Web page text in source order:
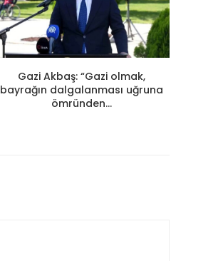
Gazi Akbaş: “Gazi olmak,
bayrağın dalgalanması uğruna
ömründen...